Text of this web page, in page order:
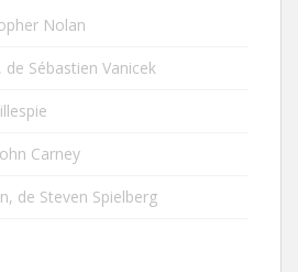
Nolan
de Sébastien Vanicek
Carney
de Steven Spielberg